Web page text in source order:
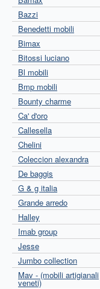
Bazzi
Benedetti mobili
Bimax
Bitossi luciano
Bl mobili
Bmp mobili
Bounty charme
Ca' d'oro
Callesella
Chelini
Coleccion alexandra
De baggis
G & g italia
Grande arredo
Halley
Imab group
Jesse
Jumbo collection
Mav - (mobili artigianali
veneti)